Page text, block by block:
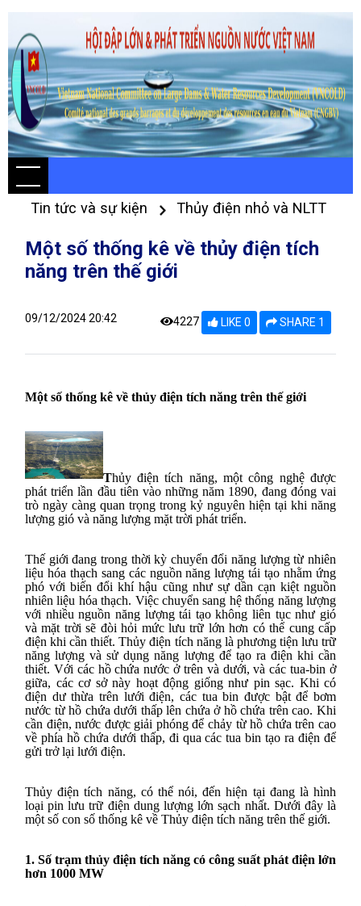
Tin tức và sự kiện Thủy điện nhỏ và NLTT
Một số thống kê về thủy điện tích
năng trên thế giới
09/12/2024 20:42 4227 LIKE 0 SHARE 1
Một số thống kê về thủy điện tích năng trên thế giới
Thủy điện tích năng, một công nghệ được
phát triển lần đầu tiên vào những năm 1890, đang đóng vai
trò ngày càng quan trọng trong kỷ nguyên hiện tại khi năng
lượng gió và năng lượng mặt trời phát triển.
Thế giới đang trong thời kỳ chuyển đổi năng lượng từ nhiên
liệu hóa thạch sang các nguồn năng lượng tái tạo nhằm ứng
phó với biến đổi khí hậu cũng như sự dần cạn kiệt nguồn
nhiên liệu hóa thạch. Việc chuyển sang hệ thống năng lượng
với nhiều nguồn năng lượng tái tạo không liên tục như gió
và mặt trời sẽ đòi hỏi mức lưu trữ lớn hơn có thể cung cấp
điện khi cần thiết. Thủy điện tích năng là phương tiện lưu trữ
năng lượng và sử dụng năng lượng để tạo ra điện khi cần
thiết. Với các hồ chứa nước ở trên và dưới, và các tua-bin ở
giữa, các cơ sở này hoạt động giống như pin sạc. Khi có
điện dư thừa trên lưới điện, các tua bin được bật để bơm
nước từ hồ chứa dưới thấp lên chứa ở hồ chứa trên cao. Khi
cần điện, nước được giải phóng để chảy từ hồ chứa trên cao
về phía hồ chứa dưới thấp, đi qua các tua bin tạo ra điện để
gửi trở lại lưới điện.
Thủy điện tích năng, có thể nói, đến hiện tại đang là hình
loại pin lưu trữ điện dung lượng lớn sạch nhất. Dưới đây là
một số con số thống kê về Thủy điện tích năng trên thế giới.
1. Số trạm thủy điện tích năng có công suất phát điện lớn
hơn 1000 MW